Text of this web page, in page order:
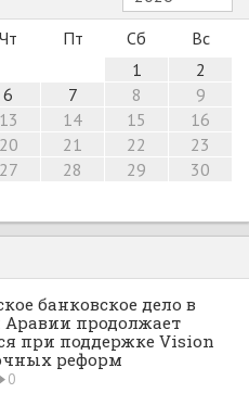
Чт Пт Сб
Вс
1
2
6 7 8
9
13 14 15
16
20 21 22
23
27 28 29
30
банковское дело в
Аравии продолжает
при поддержке Vision
реформ
0